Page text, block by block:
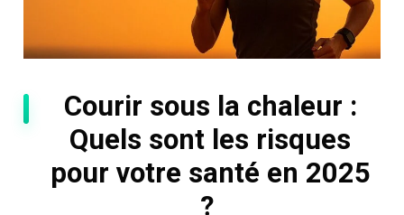
Courir sous la chaleur :
Quels sont les risques
pour votre santé en 2025
?